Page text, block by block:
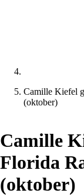
Camille Kiefel
(oktober)
Camille
Florida
(oktober)